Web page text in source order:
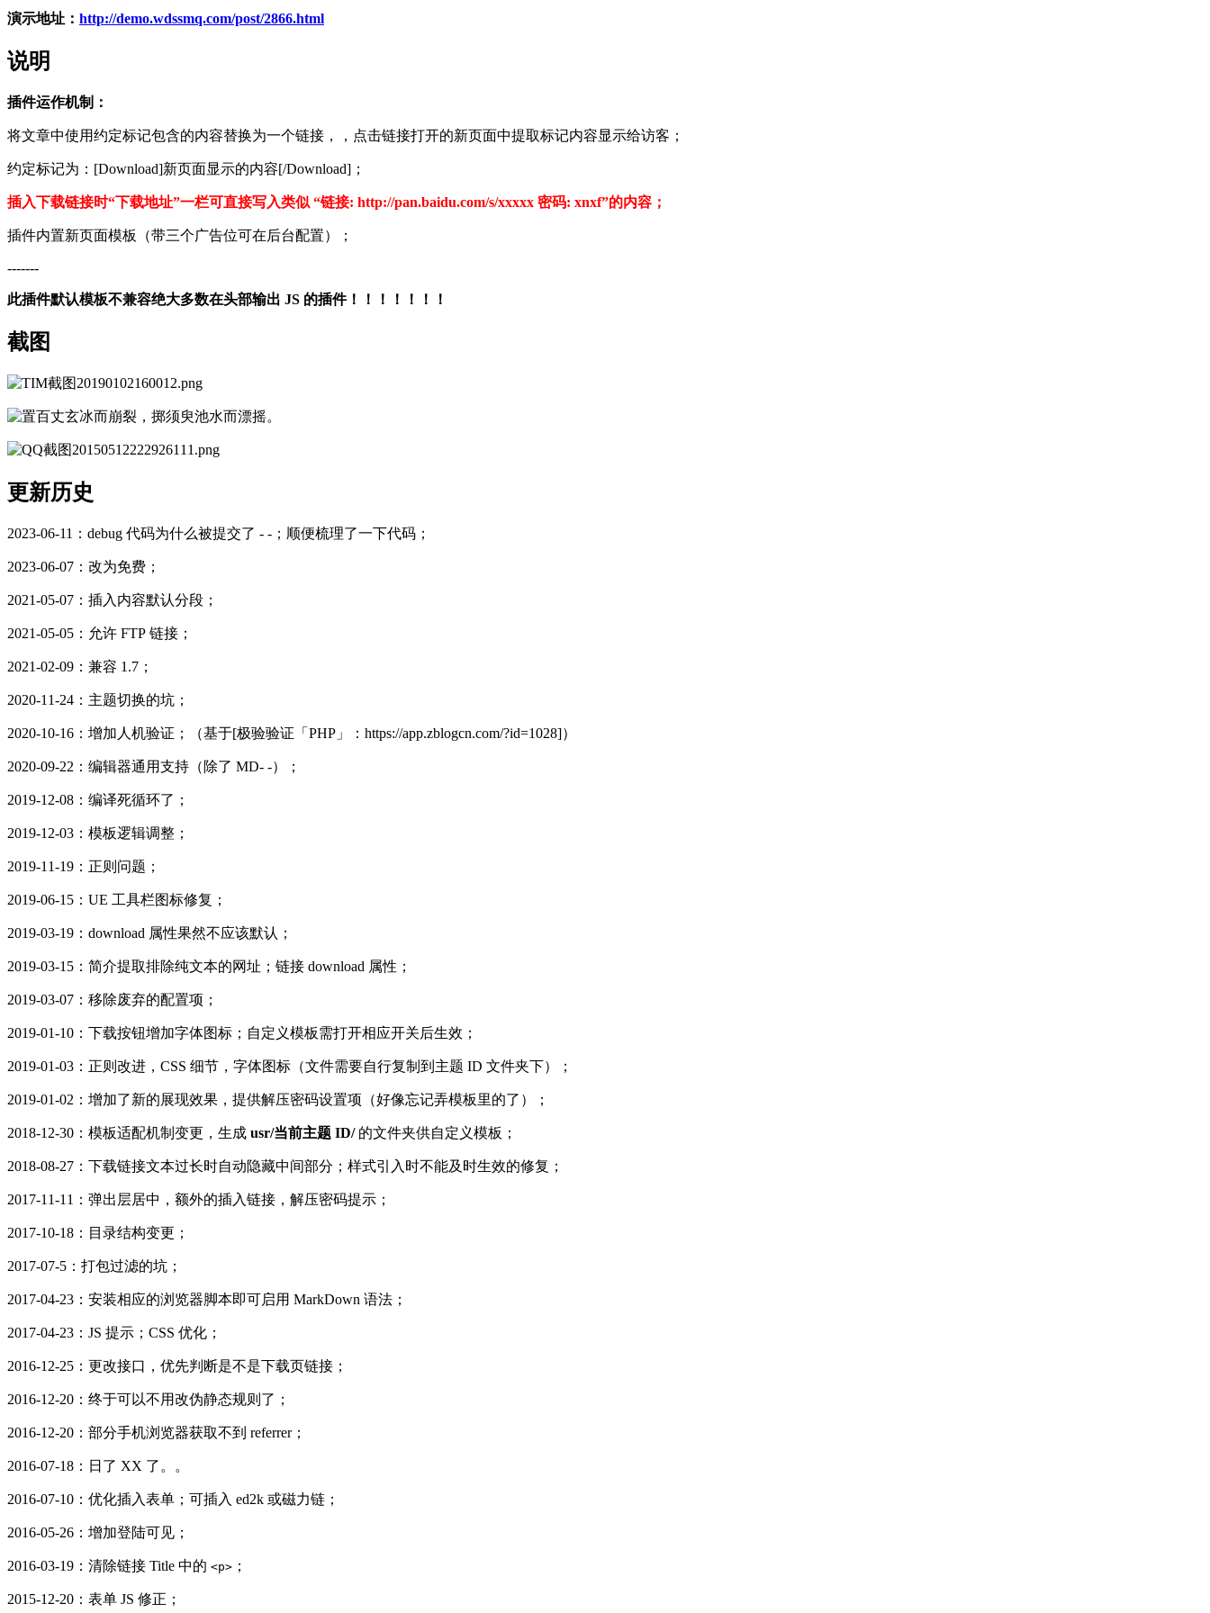
演示地址： http://demo.wdssmq.com/post/2866.html
说明
插件运作机制：
将文章中使用约定标记包含的内容替换为一个链接，，点击链接打开的新页面中提取标记内容显示给访客；
约定标记为：[Download]新页面显示的内容[/Download]；
插入下载链接时“下载地址”一栏可直接写入类似 “链接: http://pan.baidu.com/s/xxxxx 密码: xnxf”的内容；
插件内置新页面模板（带三个广告位可在后台配置）；
-------
此插件默认模板不兼容绝大多数在头部输出 JS 的插件！！！！！！！
截图
更新历史
2023-06-11：debug 代码为什么被提交了 - -；顺便梳理了一下代码；
2023-06-07：改为免费；
2021-05-07：插入内容默认分段；
2021-05-05：允许 FTP 链接；
2021-02-09：兼容 1.7；
2020-11-24：主题切换的坑；
2020-10-16：增加人机验证；（基于[极验验证「PHP」：https://app.zblogcn.com/?id=1028]）
2020-09-22：编辑器通用支持（除了 MD- -）；
2019-12-08：编译死循环了；
2019-12-03：模板逻辑调整；
2019-11-19：正则问题；
2019-06-15：UE 工具栏图标修复；
2019-03-19：download 属性果然不应该默认；
2019-03-15：简介提取排除纯文本的网址；链接 download 属性；
2019-03-07：移除废弃的配置项；
2019-01-10：下载按钮增加字体图标；自定义模板需打开相应开关后生效；
2019-01-03：正则改进，CSS 细节，字体图标（文件需要自行复制到主题 ID 文件夹下）；
2019-01-02：增加了新的展现效果，提供解压密码设置项（好像忘记弄模板里的了）；
2018-12-30：模板适配机制变更，生成 usr/当前主题 ID/的文件夹供自定义模板；
2018-08-27：下载链接文本过长时自动隐藏中间部分；样式引入时不能及时生效的修复；
2017-11-11：弹出层居中，额外的插入链接，解压密码提示；
2017-10-18：目录结构变更；
2017-07-5：打包过滤的坑；
2017-04-23：安装相应的浏览器脚本即可启用 MarkDown 语法；
2017-04-23：JS 提示；CSS 优化；
2016-12-25：更改接口，优先判断是不是下载页链接；
2016-12-20：终于可以不用改伪静态规则了；
2016-12-20：部分手机浏览器获取不到 referrer；
2016-07-18：日了 XX 了。。
2016-07-10：优化插入表单；可插入 ed2k 或磁力链；
2016-05-26：增加登陆可见；
2016-03-19：清除链接 Title 中的 <p> ；
2015-12-20：表单 JS 修正；